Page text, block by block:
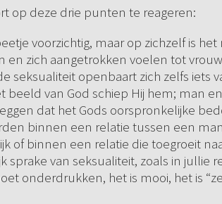
op deze drie punten te reageren:
voorzichtig, maar op zichzelf is
en zich aangetrokken voelen tot
seksualiteit openbaart zich zelfs iets
beeld van God schiep Hij hem; man
dat het Gods oorspronkelijke
binnen een relatie tussen een
of binnen een relatie die toegroeit
sprake van seksualiteit, zoals in jullie
onderdrukken, het is mooi, het is